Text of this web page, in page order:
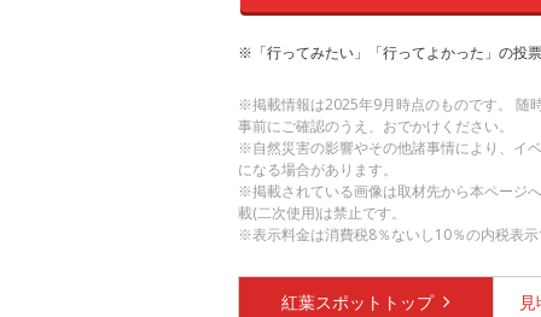
※「行ってみたい」「行ってよかった」の投
※掲載情報は2025年9月時点のものです。 随
事前にご確認のうえ、おでかけください。
※自然災害の影響やその他諸事情により、イ
になる場合があります。
※掲載されている画像は取材先から本ページ
載(二次使用)は禁止です。
※表示料金は消費税8％ないし10％の内税表
紅葉スポット トップ